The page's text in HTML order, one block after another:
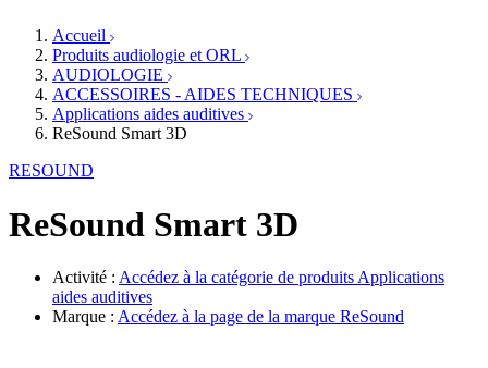
Écoles spécialisées
Fournisseurs
Associations
Services ORL
Orthophonistes
Formations et écoles
Organismes / Syndicats
Produits
Ressources
Accueil
Produits audiologie et ORL
AUDIOLOGIE
ACCESSOIRES - AIDES TECHNIQUES
Applications aides auditives
ReSound Smart 3D
RESOUND
ReSound Smart 3D
Activité : Accédez à la catégorie de produits Applications
aides auditives
Marque : Accédez à la page de la marque ReSound